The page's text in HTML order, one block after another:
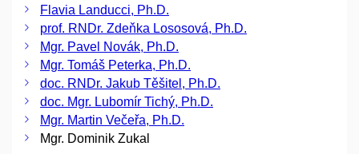
Flavia Landucci, Ph.D.
prof. RNDr. Zdeňka Lososová, Ph.D.
Mgr. Pavel Novák, Ph.D.
Mgr. Tomáš Peterka, Ph.D.
doc. RNDr. Jakub Těšitel, Ph.D.
doc. Mgr. Lubomír Tichý, Ph.D.
Mgr. Martin Večeřa, Ph.D.
Mgr. Dominik Zukal